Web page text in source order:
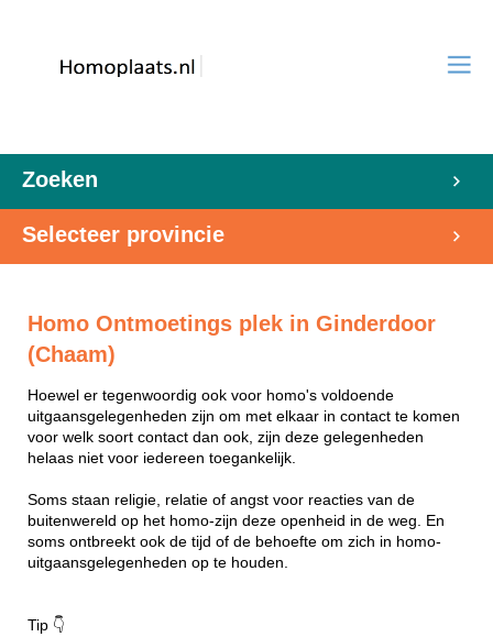
Zoeken
Selecteer provincie
Homo Ontmoetings plek in Ginderdoor
(Chaam)
Hoewel er tegenwoordig ook voor homo's voldoende
uitgaansgelegenheden zijn om met elkaar in contact te komen
voor welk soort contact dan ook, zijn deze gelegenheden
helaas niet voor iedereen toegankelijk.
Soms staan religie, relatie of angst voor reacties van de
buitenwereld op het homo-zijn deze openheid in de weg. En
soms ontbreekt ook de tijd of de behoefte om zich in homo-
uitgaansgelegenheden op te houden.
Tip 👇